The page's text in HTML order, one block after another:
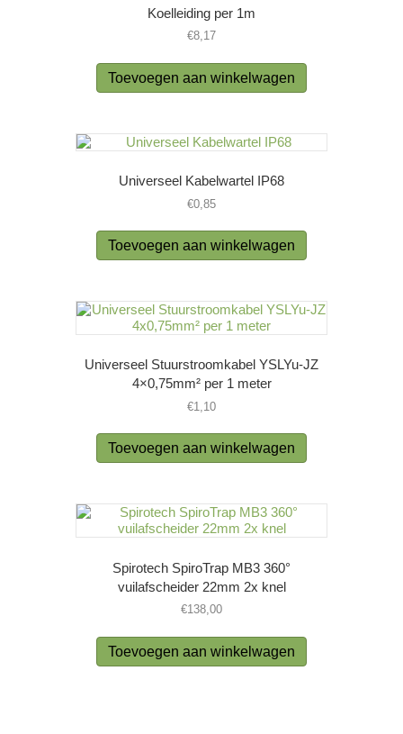
Koelleiding per 1m
€8,17
Toevoegen aan winkelwagen
Universeel Kabelwartel IP68
€0,85
Toevoegen aan winkelwagen
Universeel Stuurstroomkabel YSLYu-JZ
4×0,75mm² per 1 meter
€1,10
Toevoegen aan winkelwagen
Spirotech SpiroTrap MB3 360°
vuilafscheider 22mm 2x knel
€138,00
Toevoegen aan winkelwagen